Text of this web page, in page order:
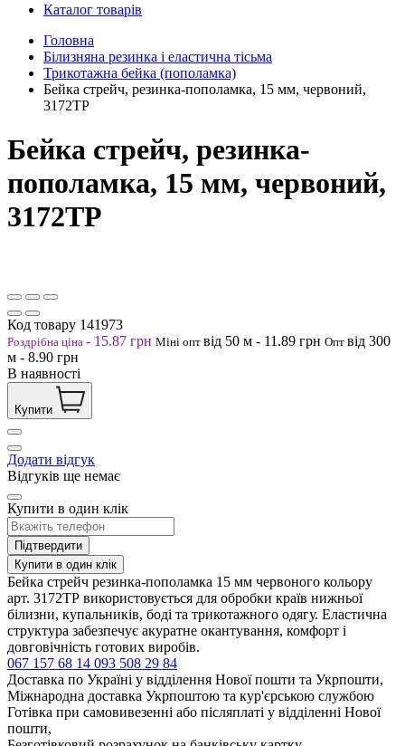
Каталог товарів
Головна
Білизняна резинка і еластична тісьма
Трикотажна бейка (пополамка)
Бейка стрейч, резинка-пополамка, 15 мм, червоний,
3172ТР
Бейка стрейч, резинка-
пополамка, 15 мм, червоний,
3172ТР
Код товару 141973
Роздрібна ціна - 15.87 грн Міні опт від 50 м - 11.89 грн Опт від 300
м - 8.90 грн
В наявності
Купити
Додати відгук
Відгуків ще немає
Купити в один клік
Підтвердити
Купити в один клік
Бейка стрейч резинка-пополамка 15 мм червоного кольору
арт. 3172ТР використовується для обробки країв нижньої
білизни, купальників, боді та трикотажного одягу. Еластична
структура забезпечує акуратне окантування, комфорт і
довговічність готових виробів.
067 157 68 14 093 508 29 84
Доставка по Україні у відділення Нової пошти та Укрпошти,
Міжнародна доставка Укрпоштою та кур'єрською службою
Готівка при самовивезенні або післяплаті у відділенні Нової
пошти,